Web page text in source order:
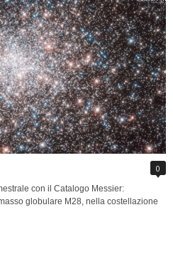
0
con il Catalogo Messier:
globulare M28, nella costellazione